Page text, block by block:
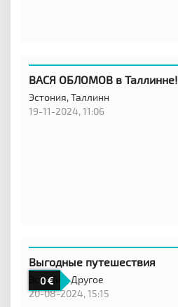
ВАСЯ ОБЛОМОВ в Таллинне!
Эстония,Таллинн
19-11-2024, 11:06
0
Выгодные путешествия
Эстония,Другое
20-08-2024, 15:15